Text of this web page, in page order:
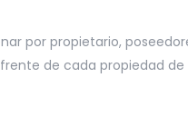
por propietario,
de cada propiedad